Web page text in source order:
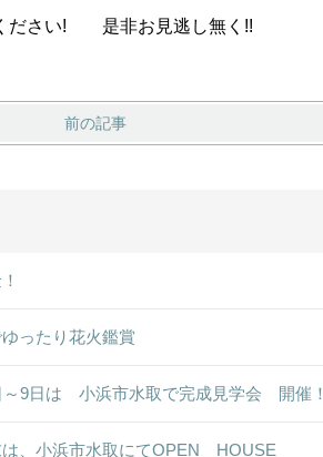
ださい! 是非お見逃し無く!!
前の記事
ったり花火鑑賞
～9日は 小浜市水取で完成見学会 開催！
は、小浜市水取にてOPEN HOUSE